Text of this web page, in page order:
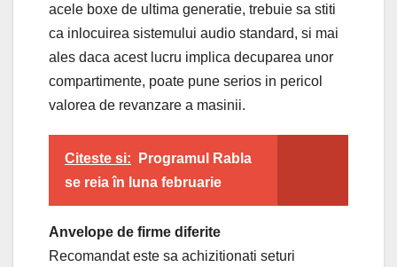
acele boxe de ultima generatie, trebuie sa stiti
ca inlocuirea sistemului audio standard, si mai
ales daca acest lucru implica decuparea unor
compartimente, poate pune serios in pericol
valorea de revanzare a masinii.
Citeste si:
Programul Rabla
se reia în luna februarie
Anvelope de firme diferite
Recomandat este sa achizitionati seturi